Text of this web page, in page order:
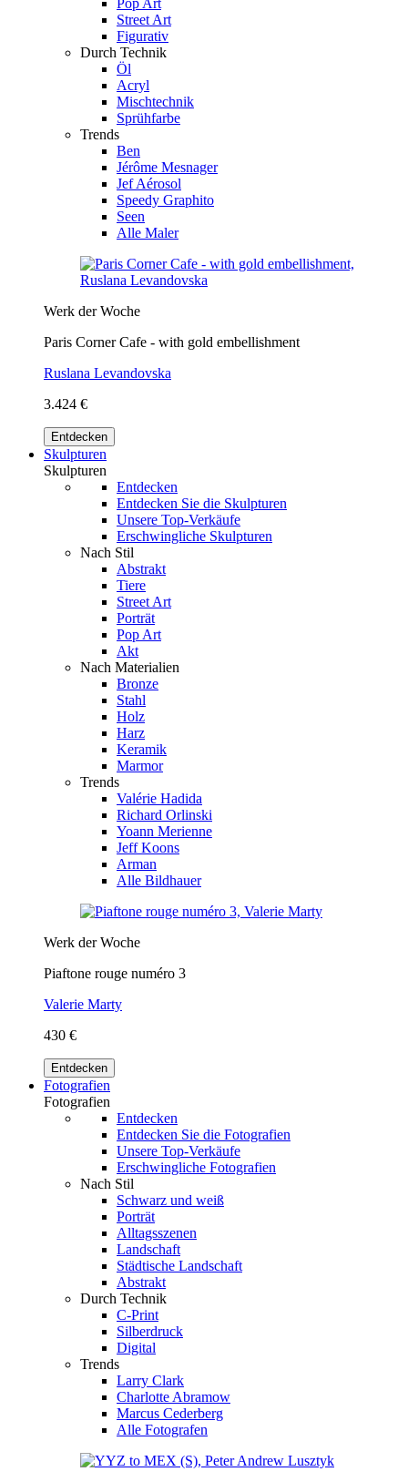
Street Art
Figurativ
Durch Technik
Öl
Acryl
Mischtechnik
Sprühfarbe
Trends
Ben
Jérôme Mesnager
Jef Aérosol
Speedy Graphito
Seen
Alle Maler
Werk der Woche
Paris Corner Cafe - with gold embellishment
Ruslana Levandovska
3.424 €
Entdecken
Skulpturen
Skulpturen
Entdecken
Entdecken Sie die Skulpturen
Unsere Top-Verkäufe
Erschwingliche Skulpturen
Nach Stil
Abstrakt
Tiere
Street Art
Porträt
Pop Art
Akt
Nach Materialien
Bronze
Stahl
Holz
Harz
Keramik
Marmor
Trends
Valérie Hadida
Richard Orlinski
Yoann Merienne
Jeff Koons
Arman
Alle Bildhauer
Werk der Woche
Piaftone rouge numéro 3
Valerie Marty
430 €
Entdecken
Fotografien
Fotografien
Entdecken
Entdecken Sie die Fotografien
Unsere Top-Verkäufe
Erschwingliche Fotografien
Nach Stil
Schwarz und weiß
Porträt
Alltagsszenen
Landschaft
Städtische Landschaft
Abstrakt
Durch Technik
C-Print
Silberdruck
Digital
Trends
Larry Clark
Charlotte Abramow
Marcus Cederberg
Alle Fotografen